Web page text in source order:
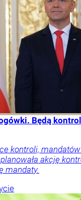
Będą
kontroli,
akcję
mandaty.